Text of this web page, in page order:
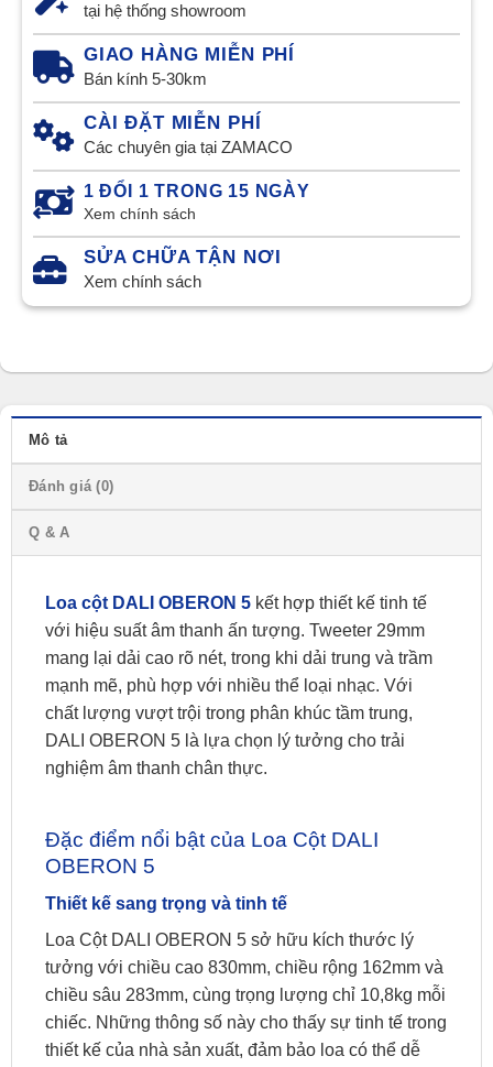
tại hệ thống showroom
GIAO HÀNG MIỄN PHÍ
Bán kính 5-30km
CÀI ĐẶT MIỄN PHÍ
Các chuyên gia tại ZAMACO
1 ĐỔI 1 TRONG 15 NGÀY
Xem chính sách
SỬA CHỮA TẬN NƠI
Xem chính sách
Mô tả
Đánh giá (0)
Q & A
​Loa cột DALI OBERON 5 kết hợp thiết kế tinh tế
với hiệu suất âm thanh ấn tượng. Tweeter 29mm
mang lại dải cao rõ nét, trong khi dải trung và trầm
mạnh mẽ, phù hợp với nhiều thể loại nhạc. Với
chất lượng vượt trội trong phân khúc tầm trung,
DALI OBERON 5 là lựa chọn lý tưởng cho trải
nghiệm âm thanh chân thực.​
Đặc điểm nổi bật của Loa Cột DALI
OBERON 5
Thiết kế sang trọng và tinh tế
Loa Cột DALI OBERON 5 sở hữu kích thước lý
tưởng với chiều cao 830mm, chiều rộng 162mm và
chiều sâu 283mm, cùng trọng lượng chỉ 10,8kg mỗi
chiếc. Những thông số này cho thấy sự tinh tế trong
thiết kế của nhà sản xuất, đảm bảo loa có thể dễ